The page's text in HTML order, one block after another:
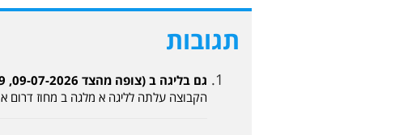
תגובות
גם בליגה ב (צופה מהצד 09-07-2026, 13:59)
הקבוצה עלתה לליגה א מלגה ב מחוז דרום א